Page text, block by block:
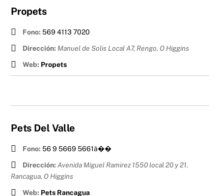
Propets
Fono: 569 4113 7020
Dirección: Manuel de Solis Local A7, Rengo, O Higgins
Web: Propets
Pets Del Valle
Fono: 56 9 5669 5661â��
Dirección: Avenida Miguel Ramirez 1550 local 20 y 21.
Rancagua, O Higgins
Web: Pets Rancagua